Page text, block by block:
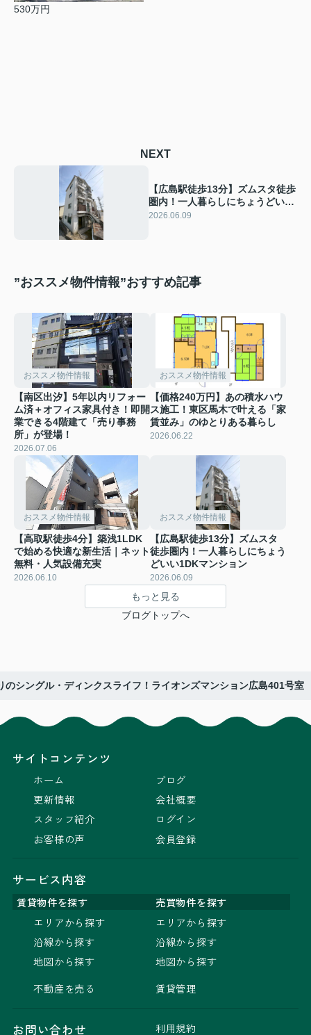
530万円
NEXT
【広島駅徒歩13分】ズムスタ徒歩
圏内！一人暮らしにちょうどいい
1DKマンション
2026.06.09
”おススメ物件情報”おすすめ記事
おススメ物件情報
【南区出汐】5年以内リフォー
ム済＋オフィス家具付き！即開
業できる4階建て「売り事務
所」が登場！
2026.07.06
おススメ物件情報
【価格240万円】あの積水ハウ
ス施工！東区馬木で叶える「家
賃並み」のゆとりある暮らし
2026.06.22
おススメ物件情報
【高取駅徒歩4分】築浅1LDK
で始める快適な新生活｜ネット
無料・人気設備充実
2026.06.10
おススメ物件情報
【広島駅徒歩13分】ズムスタ
徒歩圏内！一人暮らしにちょう
どいい1DKマンション
2026.06.09
もっと見る
ブログトップへ
シングル・ディンクスライフ！ライオンズマンション広島401号室
サイトコンテンツ
ホーム
更新情報
スタッフ紹介
お客様の声
ブログ
会社概要
ログイン
会員登録
サービス内容
賃貸物件を探す
売買物件を探す
エリアから探す
沿線から探す
地図から探す
不動産を売る
エリアから探す
沿線から探す
地図から探す
賃貸管理
お問い合わせ 利用規約